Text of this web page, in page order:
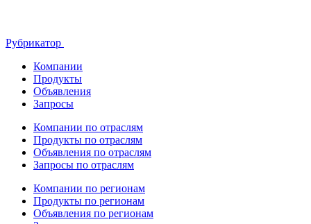
Рубрикатор
Компании
Продукты
Объявления
Запросы
Компании по отраслям
Продукты по отраслям
Объявления по отраслям
Запросы по отраслям
Компании по регионам
Продукты по регионам
Объявления по регионам